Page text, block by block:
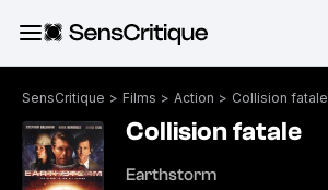
SensCritique > Films > Action > Collision fatale
Collision fatale
Earthstorm